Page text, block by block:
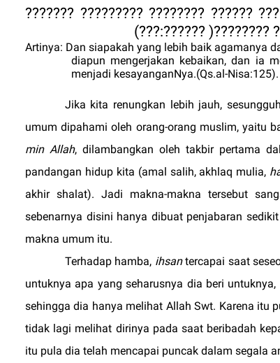
?????? ???????? ?????? ????????
)
??????
:
???
(
Artinya: Dan siapakah yang lebih baik agamanya
diapun mengerjakan kebaikan, dan ia
menjadi kesayanganNya.(Qs.al-Nisa:125).
Jika kita renungkan lebih jauh,
umum dipahami oleh orang-orang muslim, yaitu
min Allah, dilambangkan oleh takbir pertama
pandangan hidup kita (amal salih, akhlaq mulia,
akhir shalat). Jadi makna-makna tersebut
sebenarnya disini hanya dibuat penjabaran
makna umum itu.
Terhadap hamba, ihsantercapai saat
untuknya apa yang seharusnya dia beri untuknya,
sehingga dia hanya melihat Allah Swt. Karena itu
tidak lagi melihat dirinya pada saat beribadah
itu pula dia telah mencapai puncak dalam segala